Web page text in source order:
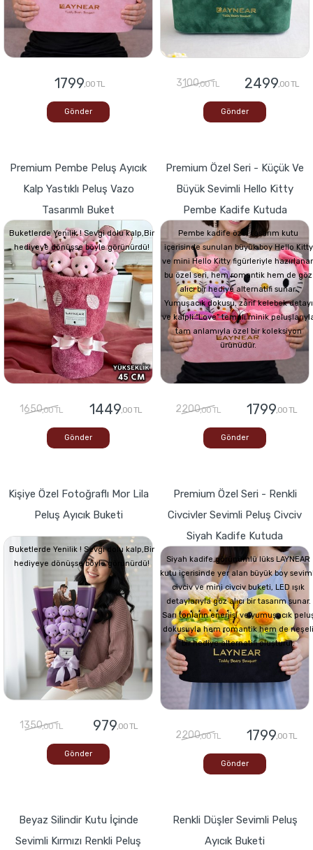
1799,00 TL
Gönder
3100,00 TL 2499,00 TL
Gönder
Premium Pembe Peluş Ayıcık
Kalp Yastıklı Peluş Vazo
Tasarımlı Buket
Buketlerde Yenilik ! Sevgi dolu kalp,Bir
hediyeye dönüşse böyle görünürdü!
1650,00 TL 1449,00 TL
Gönder
Premium Özel Seri - Küçük Ve
Büyük Sevimli Hello Kitty
Pembe Kadife Kutuda
Pembe kadife özel tasarım kutu
içerisinde sunulan büyük boy Hello Kitty
ve mini Hello Kitty figürleriyle
bu özel seri, hem romantik hem de göz
alıcı bir hediye alternatifi sunar.
Yumuşacık dokusu, zarif kelebek detayı
ve kalpli “Love” temalı minik
tam anlamıyla özel bir koleksiyon
ürünüdür.
2200,00 TL 1799,00 TL
Gönder
Kişiye Özel Fotoğraflı Mor Lila
Peluş Ayıcık Buketi
Buketlerde Yenilik ! Sevgi dolu kalp,Bir
hediyeye dönüşse böyle görünürdü!
1350,00 TL 979,00 TL
Gönder
Premium Özel Seri - Renkli
Civcivler Sevimli Peluş Civciv
Siyah Kadife Kutuda
Siyah kadife görünümlü lüks LAYNEAR
kutu içerisinde yer alan büyük boy
civciv ve mini civciv buketi, LED ışık
detaylarıyla göz alıcı bir tasarım sunar.
Sarı tonların enerjisi ve yumuşacık
dokusuyla hem romantik hem de neşeli
bir hediye alternatifi oluşturur.
2200,00 TL 1799,00 TL
Gönder
Beyaz Silindir Kutu İçinde
Sevimli Kırmızı Renkli Peluş
Renkli Düşler Sevimli Peluş
Ayıcık Buketi